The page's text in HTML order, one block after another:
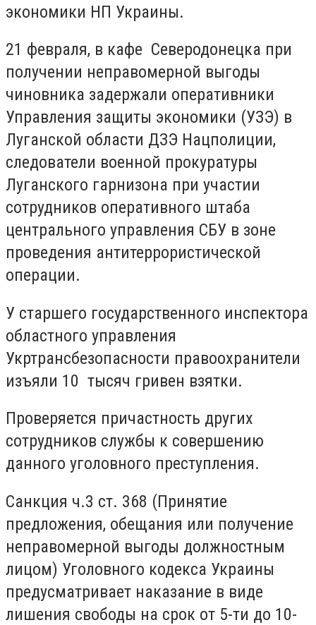
экономики НП Украины.
21 февраля, в кафе Северодонецка при
получении неправомерной выгоды
чиновника задержали оперативники
Управления защиты экономики (УЗЭ) в
Луганской области ДЗЭ Нацполиции,
следователи военной прокуратуры
Луганского гарнизона при участии
сотрудников оперативного штаба
центрального управления СБУ в зоне
проведения антитеррористической
операции.
У старшего государственного инспектора
областного управления
Укртрансбезопасности правоохранители
изъяли 10 тысяч гривен взятки.
Проверяется причастность других
сотрудников службы к совершению
данного уголовного преступления.
Санкция ч.3 ст. 368 (Принятие
предложения, обещания или получение
неправомерной выгоды должностным
лицом) Уголовного кодекса Украины
предусматривает наказание в виде
лишения свободы на срок от 5-ти до 10-